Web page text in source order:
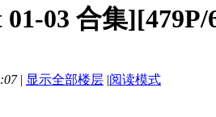
03 合集
| 显示全部楼层 |阅读模式